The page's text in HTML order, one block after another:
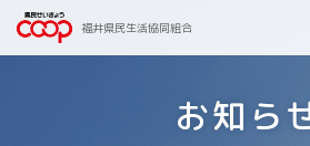
福井県民生活協同組合
お知ら